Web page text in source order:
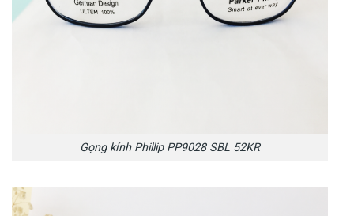
Gọng kính Phillip PP9028 SBL 52KR